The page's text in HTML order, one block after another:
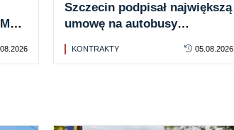
Szczecin podpisał największą
umowę na autobusy
SPAK
KONTRAKTY 05.08.2026